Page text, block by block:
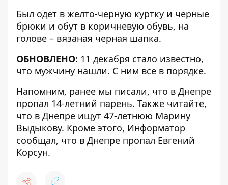
Был одет в желто-черную куртку и черные
брюки и обут в коричневую обувь, на
голове – вязаная черная шапка.
ОБНОВЛЕНО: 11 декабря стало известно,
что мужчину нашли. С ним все в порядке.
Напомним, ранее мы писали, что в Днепре
пропал 14-летний парень. Также читайте,
что в Днепре ищут 47-летнюю Марину
Выдыкову. Кроме этого, Информатор
сообщал, что в Днепре пропал Евгений
Корсун.